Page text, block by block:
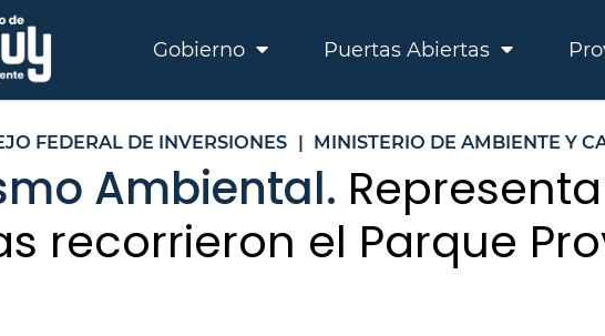
Gobierno Puertas Abiertas
FEDERAL DE INVERSIONES | MINISTERIO DE AMBIENTE Y
Ambiental.
recorrieron el Parque